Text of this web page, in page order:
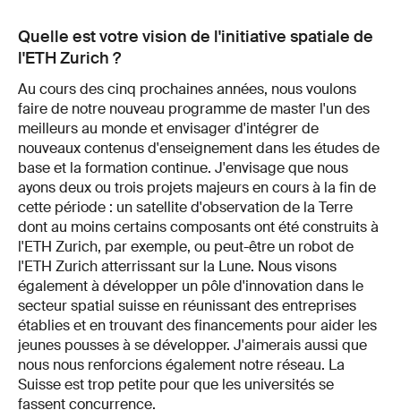
Quelle est votre vision de l'initiative spatiale de
l'ETH Zurich ?
Au cours des cinq prochaines années, nous voulons
faire de notre nouveau programme de master l'un des
meilleurs au monde et envisager d'intégrer de
nouveaux contenus d'enseignement dans les études de
base et la formation continue. J'envisage que nous
ayons deux ou trois projets majeurs en cours à la fin de
cette période : un satellite d'observation de la Terre
dont au moins certains composants ont été construits à
l'ETH Zurich, par exemple, ou peut-être un robot de
l'ETH Zurich atterrissant sur la Lune. Nous visons
également à développer un pôle d'innovation dans le
secteur spatial suisse en réunissant des entreprises
établies et en trouvant des financements pour aider les
jeunes pousses à se développer. J'aimerais aussi que
nous nous renforcions également notre réseau. La
Suisse est trop petite pour que les universités se
fassent concurrence.